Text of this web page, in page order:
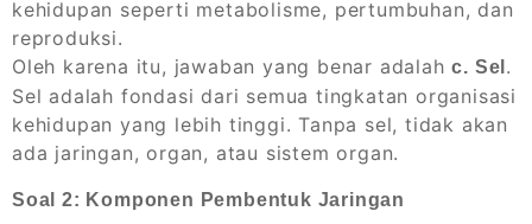
kehidupan seperti metabolisme, pertumbuhan, dan
reproduksi.
Oleh karena itu, jawaban yang benar adalahc. Sel .
Sel adalah fondasi dari semua tingkatan organisasi
kehidupan yang lebih tinggi. Tanpa sel, tidak akan
ada jaringan, organ, atau sistem organ.
Soal 2: Komponen Pembentuk Jaringan